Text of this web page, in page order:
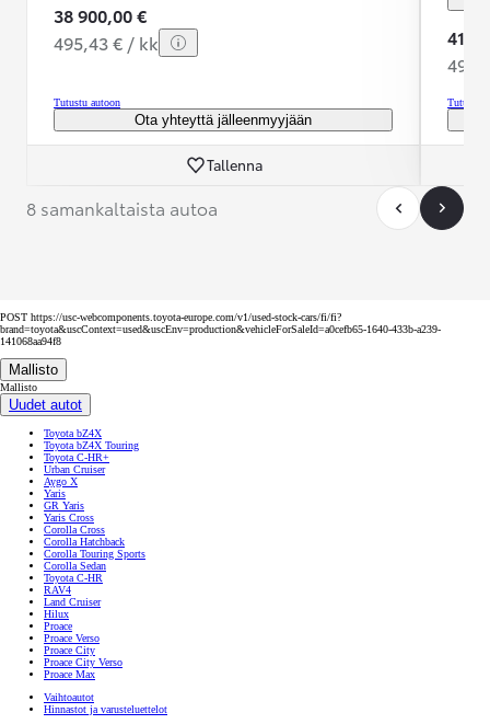
38 900,00 €
495,43 € / kk
Tutustu autoon
Ota yhteyttä jälleenmyyjään
Tallenna
41
Tutustu
8 samankaltaista autoa
POST https://usc-webcomponents.toyota-europe.com/v1/used-stock-cars/fi/fi?
brand=toyota&uscContext=used&uscEnv=production&vehicleForSaleId=a0cefb65-1640-433b-a239-
141068aa94f8
Mallisto
Mallisto
Uudet autot
Toyota bZ4X
Toyota bZ4X Touring
Toyota C-HR+
Urban Cruiser
Aygo X
Yaris
GR Yaris
Yaris Cross
Corolla Cross
Corolla Hatchback
Corolla Touring Sports
Corolla Sedan
Toyota C-HR
RAV4
Land Cruiser
Hilux
Proace
Proace Verso
Proace City
Proace City Verso
Proace Max
Vaihtoautot
Hinnastot ja varusteluettelot